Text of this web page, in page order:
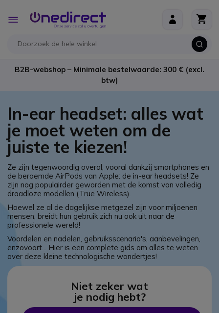
Toggle
Nav
B2B-webshop – Minimale bestelwaarde: 300 € (excl.
btw)
In-ear headset: alles wat
je moet weten om de
juiste te kiezen!
Ze zijn tegenwoordig overal, vooral dankzij smartphones en
de beroemde AirPods van Apple: de in-ear headsets! Ze
zijn nog populairder geworden met de komst van volledig
draadloze modellen (True Wireless).
Hoewel ze al de dagelijkse metgezel zijn voor miljoenen
mensen, breidt hun gebruik zich nu ook uit naar de
professionele wereld!
Voordelen en nadelen, gebruiksscenario's, aanbevelingen,
enzovoort... Hier is een complete gids om alles te weten
over deze kleine technologische wondertjes!
Niet zeker wat
je nodig hebt?